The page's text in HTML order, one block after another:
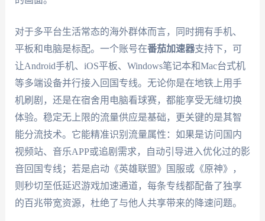
对于多平台生活常态的海外群体而言，同时拥有手机、
平板和电脑是标配。一个账号在番茄加速器支持下，可
让Android手机、iOS平板、Windows笔记本和Mac台式机
等多端设备并行接入回国专线。无论你是在地铁上用手
机刷剧，还是在宿舍用电脑看球赛，都能享受无缝切换
体验。稳定无上限的流量供应是基础，更关键的是其智
能分流技术。它能精准识别流量属性：如果是访问国内
视频站、音乐APP或追剧需求，自动引导进入优化过的影
音回国专线；若是启动《英雄联盟》国服或《原神》，
则秒切至低延迟游戏加速通道，每条专线都配备了独享
的百兆带宽资源，杜绝了与他人共享带来的降速问题。